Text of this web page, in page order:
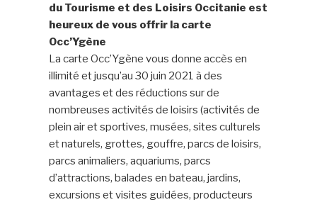
du Tourisme et des Loisirs Occitanie est
heureux de vous offrir la carte
Occ’Ygène
La carte Occ’Ygène vous donne accès en
illimité et jusqu’au 30 juin 2021 à des
avantages et des réductions sur de
nombreuses activités de loisirs (activités de
plein air et sportives, musées, sites culturels
et naturels, grottes, gouffre, parcs de loisirs,
parcs animaliers, aquariums, parcs
d’attractions, balades en bateau, jardins,
excursions et visites guidées, producteurs